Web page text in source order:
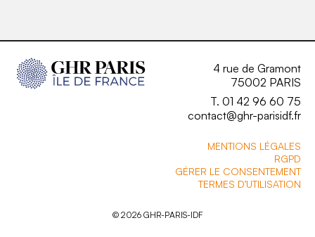
4 rue de Gramont
75002 PARIS
T. 01 42 96 60 75
contact@ghr-parisidf.fr
MENTIONS LÉGALES
RGPD
GÉRER LE CONSENTEMENT
TERMES D’UTILISATION
© 2026 GHR-PARIS-IDF